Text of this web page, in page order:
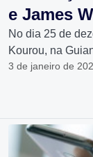
e James
No dia 25 de
Kourou, na
3 de janeiro de